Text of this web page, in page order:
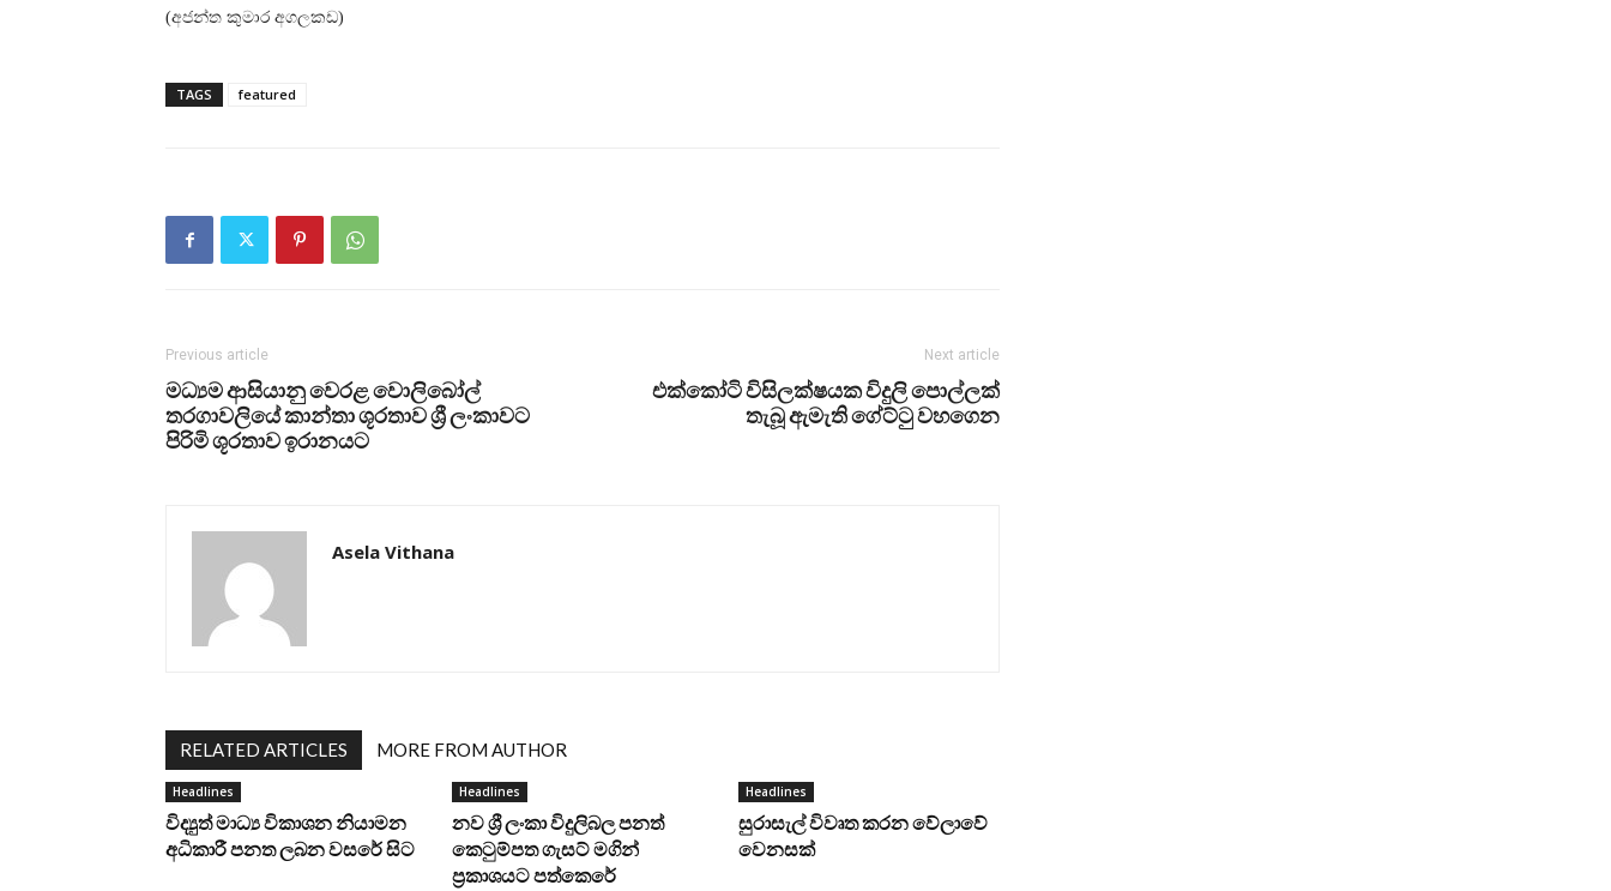
(අජන්ත කුමාර අගලකඩ)
TAGS featured
Previous article
මධ්‍යම ආසියානු වෙරළ වොලිබෝල්
තරගාවලියේ කාන්තා ශූරතාව ශ්‍රී ලංකාවට
පිරිමි ශූරතාව ඉරානයට
Next article
එක්කෝටි විසිලක්ෂයක විදුලි පොල්ලක්
තැබූ ඇමැති ගේට්ටු වහගෙන
Asela Vithana
RELATED ARTICLES MORE FROM AUTHOR
Headlines
විද්‍යුත් මාධ්‍ය විකාශන නියාමන
අධිකාරී පනත ලබන වසරේ සිට
Headlines
නව ශ්‍රී ලංකා විදුලිබල පනත්
කෙටුම්පත ගැසට් මගින්
ප්‍රකාශයට පත්කෙරේ
Headlines
සුරාසැල් විවෘත කරන වේලාවේ
වෙනසක්